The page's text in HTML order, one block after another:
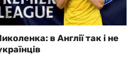
в Англії так і не